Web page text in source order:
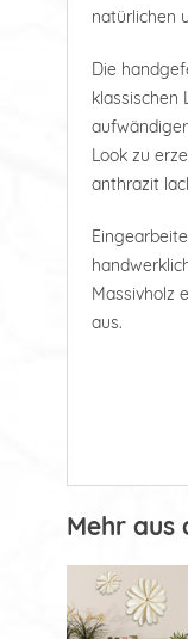
natürlichen
Die
klassischen
Look zu
anthrazit
Massivholz
aus.
Mehr aus